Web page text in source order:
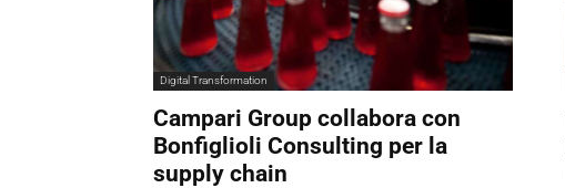
Digital Transformation
Campari Group collabora con
Bonfiglioli Consulting per la
supply chain